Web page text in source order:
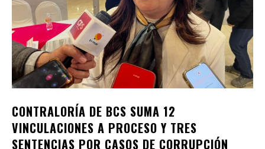
CONTRALORÍA DE BCS SUMA 12
VINCULACIONES A PROCESO Y TRES
SENTENCIAS POR CASOS DE CORRUPCIÓN